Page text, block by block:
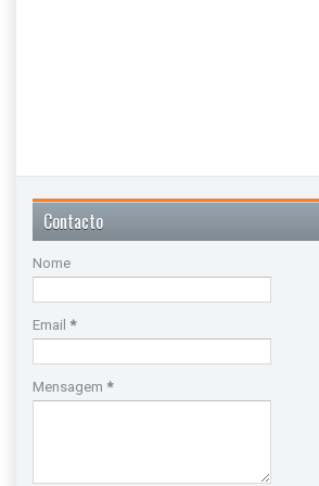
Contacto
Nome
Email *
Mensagem *